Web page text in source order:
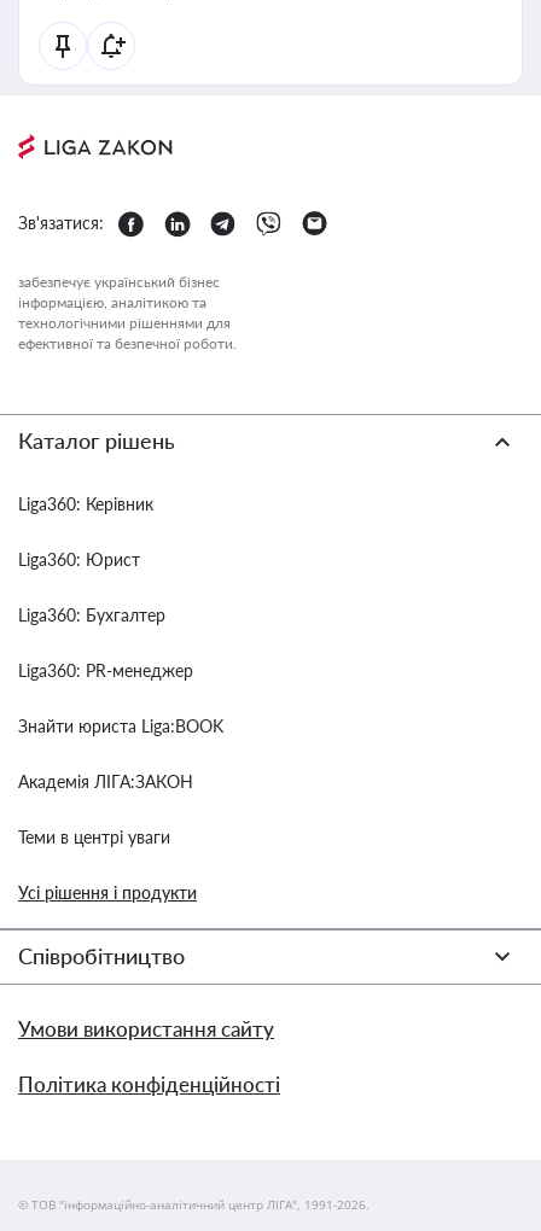
Зв'язатися:
забезпечує український бізнес
інформацією, аналітикою та
технологічними рішеннями для
ефективної та безпечної роботи.
Каталог рішень
Liga360: Керівник
Liga360: Юрист
Liga360: Бухгалтер
Liga360: PR-менеджер
Знайти юриста Liga:BOOK
Академія ЛІГА:ЗАКОН
Теми в центрі уваги
Усі рішення і продукти
Співробітництво
Умови використання сайту
Політика конфіденційності
© ТОВ "інформаційно-аналітичний центр ЛІГА", 1991-2026.